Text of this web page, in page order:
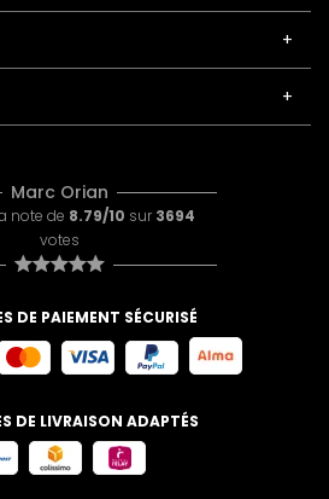
Marc Orian
note de 8.79/10 sur 3694
votes
DE PAIEMENT SÉCURISÉ
DE LIVRAISON ADAPTÉS